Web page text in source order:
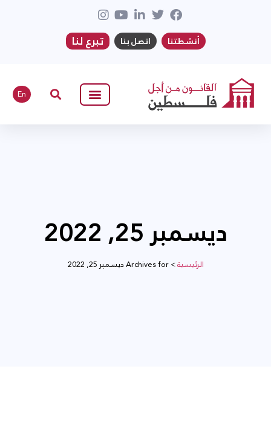
أنشطتنا اتصل بنا تبرع لنا
En
ديسمبر 25, 2022
الرئيسية>Archives for ديسمبر 25, 2022